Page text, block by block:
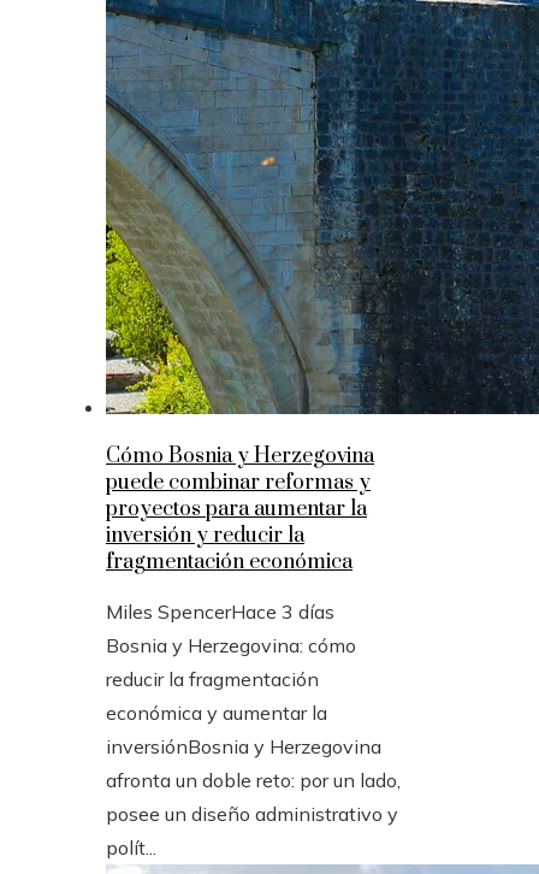
Cómo Bosnia y Herzegovina
puede combinar reformas y
proyectos para aumentar la
inversión y reducir la
fragmentación económica
Miles SpencerHace 3 días
Bosnia y Herzegovina: cómo
reducir la fragmentación
económica y aumentar la
inversiónBosnia y Herzegovina
afronta un doble reto: por un lado,
posee un diseño administrativo y
polít...